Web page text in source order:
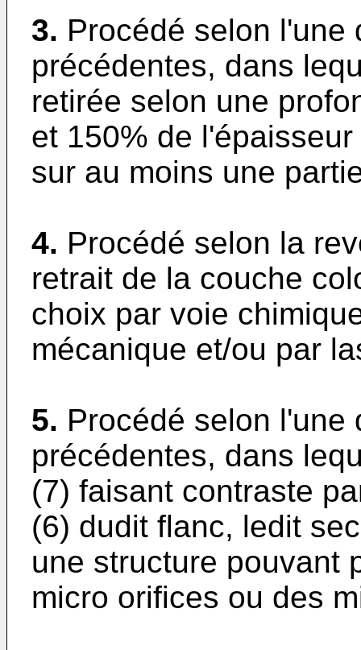
3. Procédé selon l'une
précédentes, dans
retirée selon une
et 150% de
sur au moins une
4. Procédé selon la
retrait de la couche
choix par voie
mécanique et/ou par
5. Procédé selon l'une
précédentes, dans
(7) faisant contraste
(6) dudit flanc, ledit
une structure pouvant
micro orifices ou des